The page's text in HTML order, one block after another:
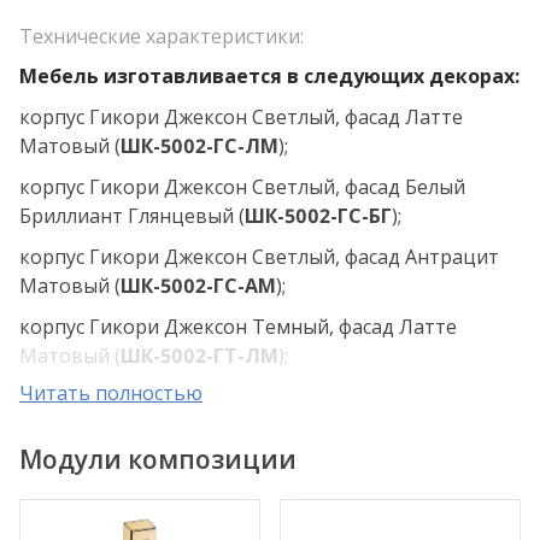
Технические характеристики:
Мебель изготавливается в следующих декорах:
корпус Гикори Джексон Светлый, фасад Латте
Матовый (ШК-5002-ГС-ЛМ);
корпус Гикори Джексон Светлый, фасад Белый
Бриллиант Глянцевый (ШК-5002-ГС-БГ);
корпус Гикори Джексон Светлый, фасад Антрацит
Матовый (ШК-5002-ГС-АМ);
корпус Гикори Джексон Темный, фасад Латте
Матовый (ШК-5002-ГТ-ЛМ);
корпус Гикори Джексон Темный, фасад Белый
корпус Гикори Джексон Темный, фасад Антрацит
Матовый (ШК-5002-ГТ-АМ
);
Читать полностью
Модули композиции